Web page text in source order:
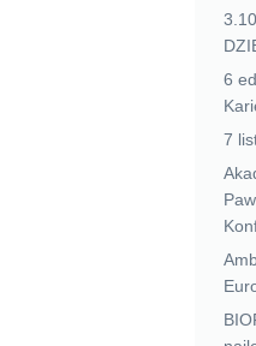
6
7